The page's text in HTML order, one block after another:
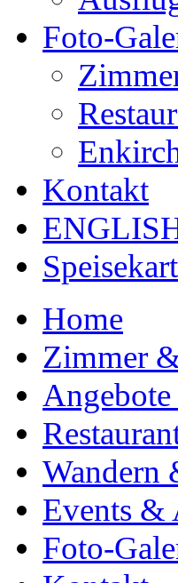
Foto-
Kontakt
Home
Zimmer
Wandern
Events &
Foto-